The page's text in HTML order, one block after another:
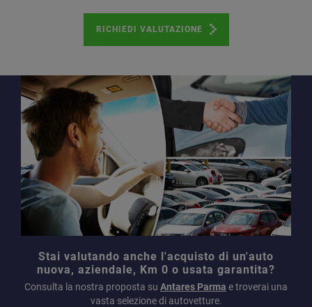
RICHIEDI VALUTAZIONE
Stai valutando anche l'acquisto di un'auto
nuova, aziendale, Km 0 o usata garantita?
Consulta la nostra proposta su Antares Parma e troverai una
vasta selezione di autovetture.